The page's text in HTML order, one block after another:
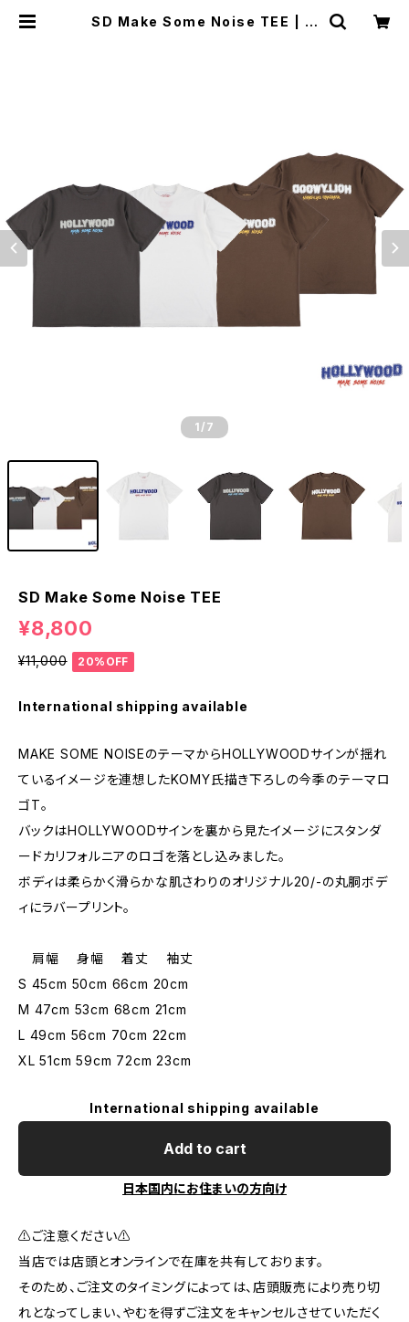
SD Make Some Noise TEE | M
1 /7
SD Make Some Noise TEE
¥8,800
¥11,000 20%OFF
International shipping available
MAKE SOME NOISEのテーマからHOLLYWOODサインが揺れ
ているイメージを連想したKOMY氏描き下ろしの今季のテーマロ
ゴT。
バックはHOLLYWOODサインを裏から見たイメージにスタンダ
ードカリフォルニアのロゴを落とし込みました。
ボディは柔らかく滑らかな肌さわりのオリジナル20/-の丸胴ボデ
ィにラバープリント。
肩幅 身幅 着丈 袖丈
S 45cm 50cm 66cm 20cm
M 47cm 53cm 68cm 21cm
L 49cm 56cm 70cm 22cm
XL 51cm 59cm 72cm 23cm
International shipping available
Add to cart
日本国内にお住まいの方向け
⚠️ご注意ください⚠️
当店では店頭とオンラインで在庫を共有しております。
そのため、ご注文のタイミングによっては、店頭販売により売り切
れとなってしまい、やむを得ずご注文をキャンセルさせていただく